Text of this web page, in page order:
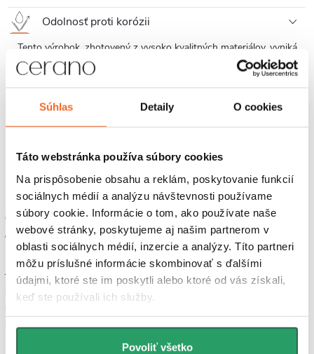
Súhlas Detaily O cookies
Táto webstránka používa súbory cookies
Na prispôsobenie obsahu a reklám, poskytovanie funkcií
sociálnych médií a analýzu návštevnosti používame
súbory cookie. Informácie o tom, ako používate naše
webové stránky, poskytujeme aj našim partnerom v
oblasti sociálnych médií, inzercie a analýzy. Títo partneri
môžu príslušné informácie skombinovať s ďalšími
údajmi, ktoré ste im poskytli alebo ktoré od vás získali,
keď ste používali ich služby.
Povoliť všetko
Odolnosť proti korózii
Tento výrobok, zhotovený z vysoko kvalitných materiálov, vyniká
odolnosťou proti korózii, čo zaisťuje, že si udrží svoj atraktívny
vzhľad a plnú funkčnosť po dlhé obdobie, aj v prostredí s vysokou
vlhkosťou typickou pre kúpeľne.
Záruka 2 roky
služby. Tie zaistia, že prípadné otázky alebo potreby budú vyriešené
rýchlo a efektívne, čo zaisťuje, že vaša skúsenosť s produktom bude
vždy prvotriedna a bezproblémová.
Odtokové žľaby Cerano sú vyrobené z nehrdzavejúcich kovov v
čiernej farbe s dôrazom na estetiku a dizajn.
Jednoduchá údržba a čistenie sú základným prvkom pohodlného
používania. Odtokový žľab je zásadným vybavením každého
sprchovacieho kúta. Jeho funkčnosť a spoľahlivosť je vždy na prvom
mieste pri výbere kúpeľňového vybavenia.